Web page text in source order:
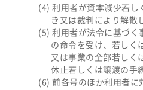
利用者が資本減少若し
き又は裁判により解散
利用者が法令に基づく
の命令を受け、若しく
又は事業の全部若しく
休止若しくは譲渡の手
前各号のほか利用者に